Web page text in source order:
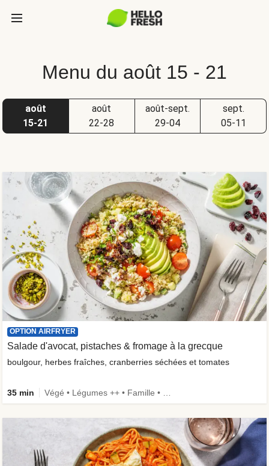
Menu du août 15 - 21
août
15-21
août
22-28
août-sept.
29-04
sept.
05-11
OPTION AIRFRYER
Salade d'avocat, pistaches & fromage à la grecque
boulgour, herbes fraîches, cranberries séchées et tomates
35 min